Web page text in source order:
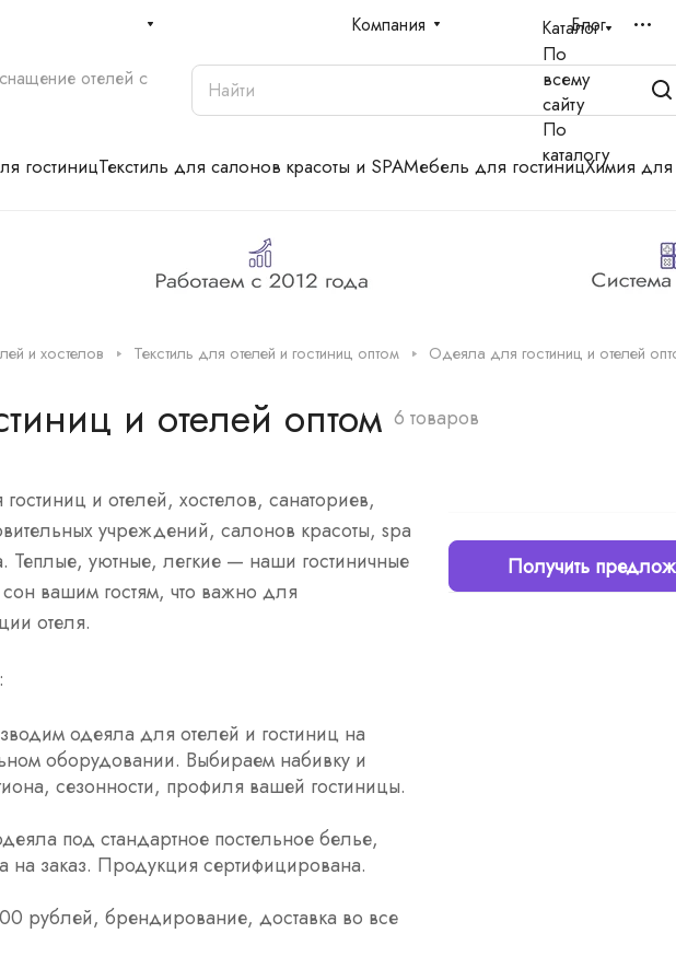
Компания Блог
отелей с
Каталог
По
всему
сайту
По
каталогу
гостиницТекстиль для салонов красоты и SPAМебель для гостиницХимия для
и хостелов Текстиль для отелей и гостиниц оптом Одеяла для гостиниц и отелей
и отелей оптом 6 товаров
и отелей, хостелов, санаториев,
учреждений, салонов красоты, spa
Теплые, уютные, легкие — наши гостиничные
вашим гостям, что важно для
отеля.
одеяла для отелей и гостиниц на
оборудовании. Выбираем набивку и
сезонности, профиля вашей гостиницы.
под стандартное постельное белье,
на заказ. Продукция сертифицирована.
рублей, брендирование, доставка во все
Получить